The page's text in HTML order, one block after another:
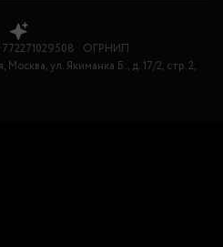
772271029508 · ОГРНИП
Москва, ул. Якиманка Б., д. 17/2, стр. 2,